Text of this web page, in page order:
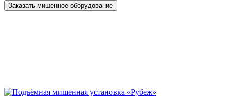
Заказать мишенное оборудование